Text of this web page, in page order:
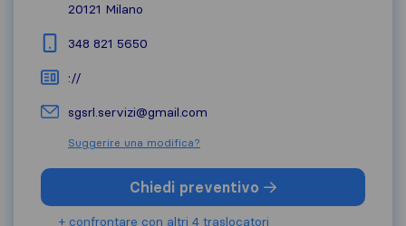
20121 Milano
348 821 5650
://
sgsrl.servizi@gmail.com
Suggerire una modifica?
Chiedi preventivo
+ confrontare con altri 4 traslocatori